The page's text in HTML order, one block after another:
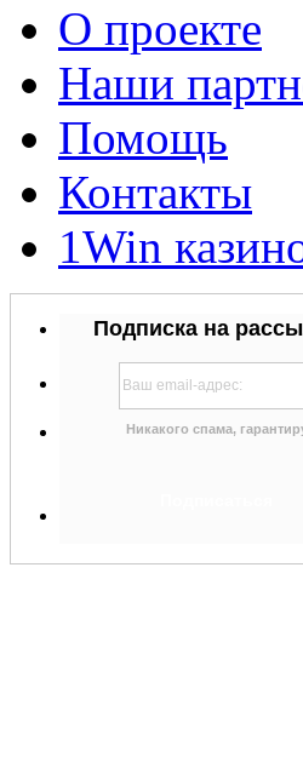
О проекте
Наши
Помощь
Контакты
1Win
Подписка на
Никакого спама,